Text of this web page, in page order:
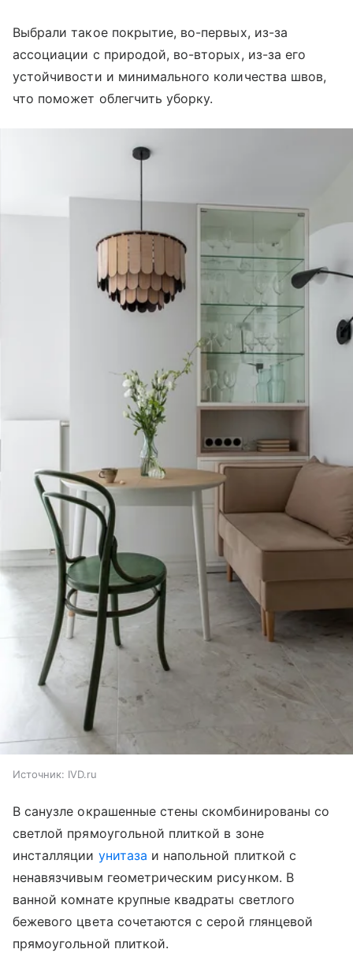
Выбрали такое покрытие, во-первых, из-за
ассоциации с природой, во-вторых, из-за его
устойчивости и минимального количества швов,
что поможет облегчить уборку.
Источник: IVD.ru
В санузле окрашенные стены скомбинированы со
светлой прямоугольной плиткой в зоне
инсталляции унитаза и напольной плиткой с
ненавязчивым геометрическим рисунком. В
ванной комнате крупные квадраты светлого
бежевого цвета сочетаются с серой глянцевой
прямоугольной плиткой.